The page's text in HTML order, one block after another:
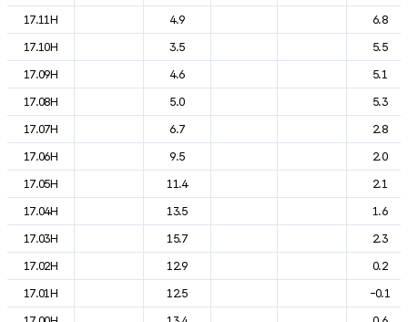
17.11H
4.9
6.8
17.10H
3.5
5.5
17.09H
4.6
5.1
17.08H
5.0
5.3
17.07H
6.7
2.8
17.06H
9.5
2.0
17.05H
11.4
2.1
17.04H
13.5
1.6
17.03H
15.7
2.3
17.02H
12.9
0.2
17.01H
12.5
-0.1